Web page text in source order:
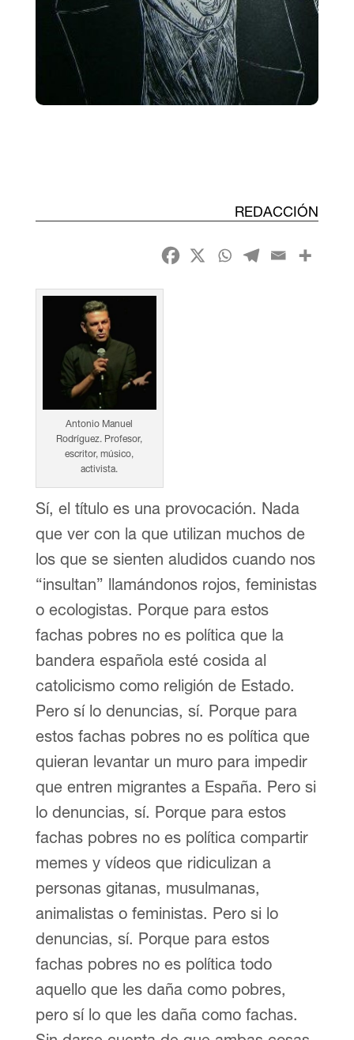
REDACCIÓN
Antonio Manuel
Rodríguez. Profesor,
escritor, músico,
activista.
Sí, el título es una provocación. Nada
que ver con la que utilizan muchos de
los que se sienten aludidos cuando nos
“insultan” llamándonos rojos, feministas
o ecologistas. Porque para estos
fachas pobres no es política que la
bandera española esté cosida al
catolicismo como religión de Estado.
Pero sí lo denuncias, sí. Porque para
estos fachas pobres no es política que
quieran levantar un muro para impedir
que entren migrantes a España. Pero si
lo denuncias, sí. Porque para estos
fachas pobres no es política compartir
memes y vídeos que ridiculizan a
personas gitanas, musulmanas,
animalistas o feministas. Pero si lo
denuncias, sí. Porque para estos
fachas pobres no es política todo
aquello que les daña como pobres,
pero sí lo que les daña como fachas.